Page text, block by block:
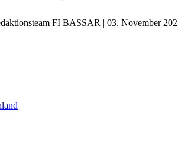
FI BASSAR | 03. November